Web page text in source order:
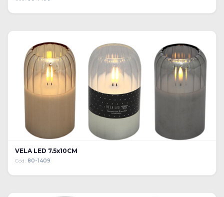
VELA LED 7.5x10CM
Cód: 80-1409